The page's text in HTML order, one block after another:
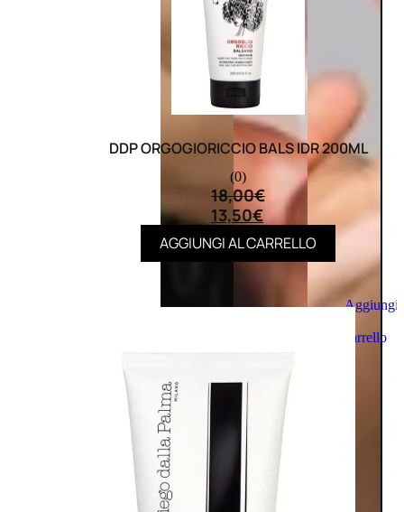
Aggiungi
carrello
DDP ORGOGIORICCIO BALS IDR 200ML
(0)
18,00€
13,50€
AGGIUNGI AL CARRELLO